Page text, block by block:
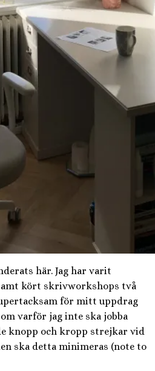
här. Jag har varit
kört skrivworkshops två
för mitt uppdrag
varför jag inte ska jobba
knopp och kropp strejkar vid
ska detta minimeras (note to